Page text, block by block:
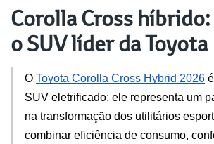
Corolla Cross
o SUV líder da Toyota
O Toyota Corolla Cross Hybrid 2026
SUV eletrificado: ele representa um
na transformação dos utilitários
combinar eficiência de consumo,